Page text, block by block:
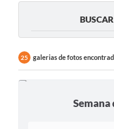
25 galerias de fotos